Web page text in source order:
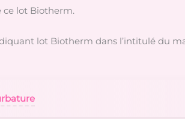
ce lot Biotherm.
lot Biotherm dans l’intitulé du